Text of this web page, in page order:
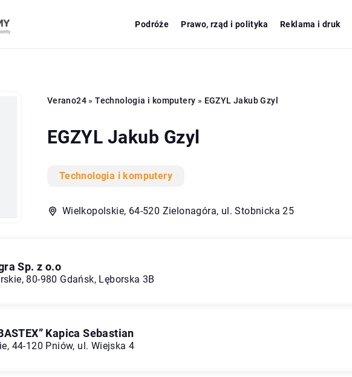
Podróże Prawo, rząd i polityka Reklama i druk
Verano24»Technologia i komputery » EGZYL Jakub Gzyl
EGZYL Jakub Gzyl
Technologia i komputery
Wielkopolskie, 64-520 Zielonagóra, ul. Stobnicka 25
Sp. z o.o
80-980 Gdańsk, Lęborska 3B
Kapica Sebastian
44-120 Pniów, ul. Wiejska 4